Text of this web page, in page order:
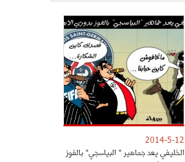
2014-5-12
الخليفي يعد جماهير " البياسجي" بالفوز